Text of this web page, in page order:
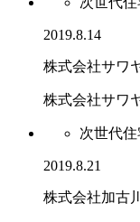
2019.8.14
株式会社サワ
株式会社サワ
次世代
2019.8.21
株式会社加古